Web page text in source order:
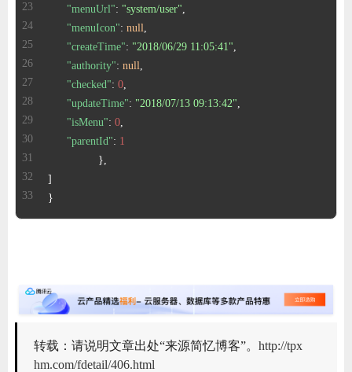
"menuUrl": "system/user"
"menuIcon": null
"createTime": "2018/06/29 11:05:41"
"authority": null
"checked": 0,
"updateTime": "2018/07/13 09:13:42"
"isMenu": 0,
"parentId": 1
}
]
}
转载：请说明文章出处“来源简忆博客”。http://tpx
hm.com/fdetail/406.html